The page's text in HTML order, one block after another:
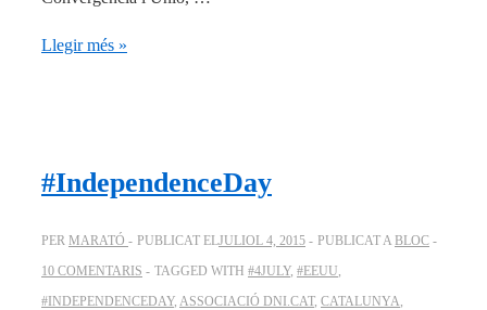
Els
Llegir més »
#IndependenceDay
PER MARATÓ PUBLICAT ELJULIOL 4, 2015 PUBLICAT A BLOC
10 COMENTARIS
TAGGED WITH #4JULY, #EEUU,
#INDEPENDENCEDAY, ASSOCIACIÓ DNI.CAT, CATALUNYA,